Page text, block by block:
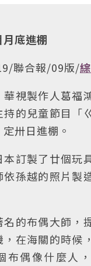
底進棚
聯合報/09版/
華視製作人葛福
持的兒童節目「
卅日進棚。
訂製了廿個玩
依孫越的照片製
名的布偶大師，
，在海關的時候
布偶像什麼人